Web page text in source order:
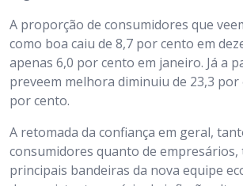
A proporção de consumidores que
como boa caiu de 8,7 por cento em
apenas 6,0 por cento em janeiro. Já a
preveem melhora diminuiu de 23,3 por
por cento.
A retomada da confiança em geral,
consumidores quanto de empresários,
principais bandeiras da nova equipe